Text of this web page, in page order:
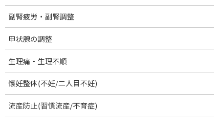
肩こり
首こり・頚性筋症候群
肩関節周囲炎 (四十肩・五十肩)
腕のしびれ：胸郭出口症候群
腕のしびれ：四辺形間隙症候群
ゴルフ肘(内側上顆炎).
テニス肘(外側上顆炎)
副腎疲労・副腎調整
甲状腺の調整
生理痛・生理不順
懐妊整体(不妊/二人目不妊)
流産防止(習慣流産/不育症)